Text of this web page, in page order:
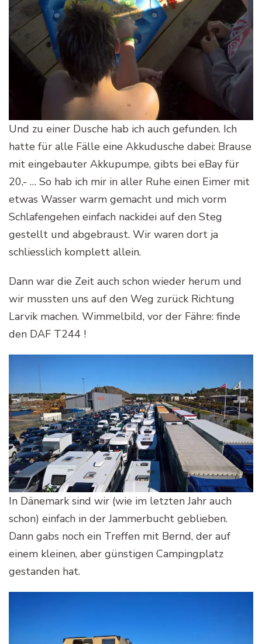
Und zu einer Dusche hab ich auch gefunden. Ich
hatte für alle Fälle eine Akkudusche dabei: Brause
mit eingebauter Akkupumpe, gibts bei eBay für
20,- … So hab ich mir in aller Ruhe einen Eimer mit
etwas Wasser warm gemacht und mich vorm
Schlafengehen einfach nackidei auf den Steg
gestellt und abgebraust. Wir waren dort ja
schliesslich komplett allein.
Dann war die Zeit auch schon wieder herum und
wir mussten uns auf den Weg zurück Richtung
Larvik machen. Wimmelbild, vor der Fähre: finde
den DAF T244 !
In Dänemark sind wir (wie im letzten Jahr auch
schon) einfach in der Jammerbucht geblieben.
Dann gabs noch ein Treffen mit Bernd, der auf
einem kleinen, aber günstigen Campingplatz
gestanden hat.